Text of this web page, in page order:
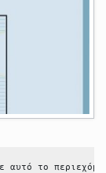
αυτό το